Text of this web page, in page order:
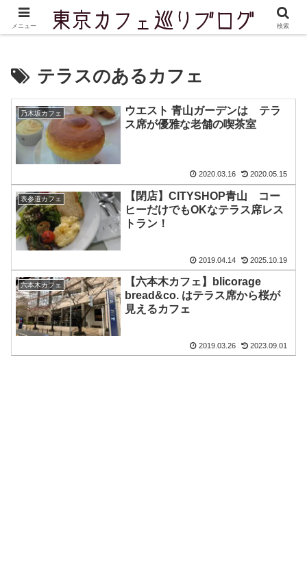
東京を中心に実際に訪問したカフェをご紹介しています
テラスのあるカフェ
乃木坂カフェ
ウエスト 青山ガーデンは テラ
ス席が優雅な老舗の喫茶室
2020.03.16 2020.05.15
表参道カフェ
【閉店】CITYSHOP青山 コー
ヒーだけでもOKなテラス席レス
トラン！
2019.04.14 2025.10.19
六本木カフェ
【六本木カフェ】blicorage
bread&co. はテラス席から桜が
見えるカフェ
2019.03.26 2023.09.01
メニュー 検索